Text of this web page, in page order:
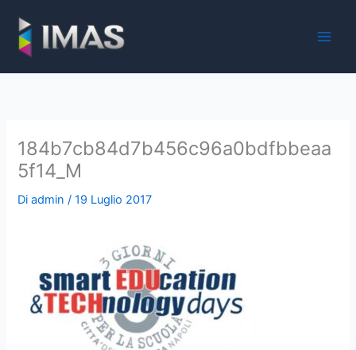
contenuto
184b7cb84d7b456c96a0bdfbbeaa
5f14_M
Diadmin/19 Luglio 2017